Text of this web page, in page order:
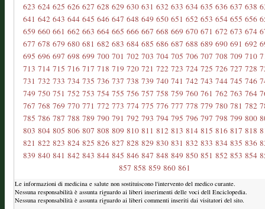
623 624 625 626 627 628 629 630 631 632 633 634 635 636 637 638
641 642 643 644 645 646 647 648 649 650 651 652 653 654 655 656
659 660 661 662 663 664 665 666 667 668 669 670 671 672 673 674
677 678 679 680 681 682 683 684 685 686 687 688 689 690 691 692
695 696 697 698 699 700 701 702 703 704 705 706 707 708 709 710
713 714 715 716 717 718 719 720 721 722 723 724 725 726 727 728
731 732 733 734 735 736 737 738 739 740 741 742 743 744 745 746
749 750 751 752 753 754 755 756 757 758 759 760 761 762 763 764
767 768 769 770 771 772 773 774 775 776 777 778 779 780 781 782
785 786 787 788 789 790 791 792 793 794 795 796 797 798 799 800
803 804 805 806 807 808 809 810 811 812 813 814 815 816 817 818
821 822 823 824 825 826 827 828 829 830 831 832 833 834 835 836
839 840 841 842 843 844 845 846 847 848 849 850 851 852 853 854
857 858 859 860 861
Le informazioni di medicina e salute non sostituiscono l'intervento del medico curante.
Nessuna responsabilità è assunta riguardo ai liberi inserimenti delle voci dell Enciclopedia.
Nessuna responsabilità è assunta riguardo ai liberi commenti inseriti dai visitatori del sito.